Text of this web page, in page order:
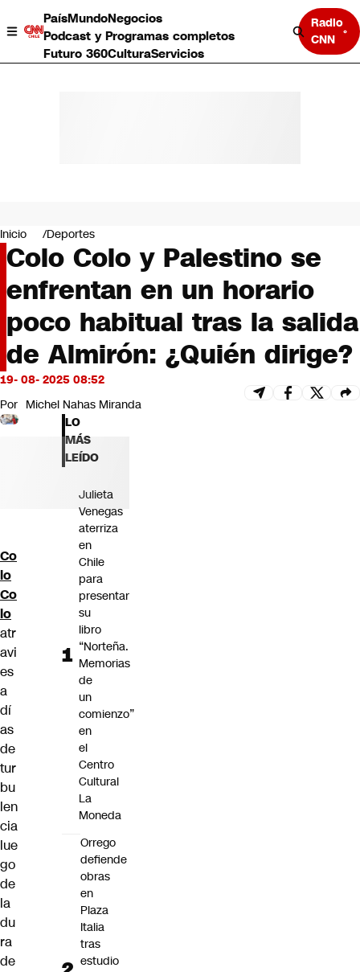
PaísMundoNegocios
Podcast y Programas completos
Futuro 360CulturaServicios
Radio
CNN
Negocios
Deportes
Programas completos
Cultura
Servicios
Bits
CNN tiempo
Futuro 360
Inicio Deportes
Colo Colo y Palestino se
enfrentan en un horario
poco habitual tras la salida
de Almirón: ¿Quién dirige?
19- 08- 2025 08:52
Por Michel Nahas Miranda
Co
lo
Co
lo
atr
avi
es
a
dí
as
de
tur
bu
len
cia
lue
go
de
la
du
ra
de
LO
MÁS
LEÍDO
Julieta
Venegas
aterriza
en
Chile
para
presentar
su
libro
“Norteña.
Memorias
de
un
comienzo”
en
el
Centro
Cultural
La
Moneda
Orrego
defiende
obras
en
Plaza
Italia
tras
estudio